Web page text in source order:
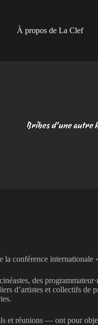
À propos de La Clef
Bribes d’une autre
conférence
des
d’artistes et collectifs
réunions — ont pour